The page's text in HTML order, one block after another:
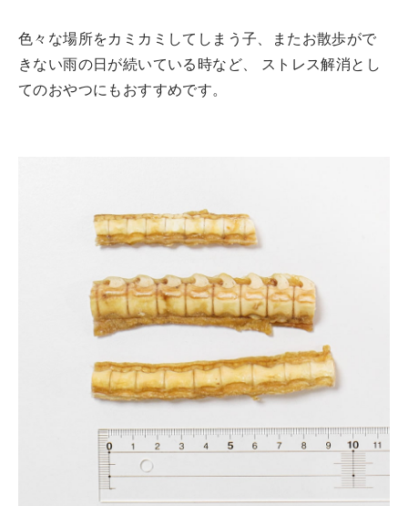
色々な場所をカミカミしてしまう子、またお散歩がで
きない雨の日が続いている時など、 ストレス解消とし
てのおやつにもおすすめです。